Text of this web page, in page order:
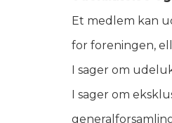
Et medlem kan
for foreningen,
I sager om
I sager om